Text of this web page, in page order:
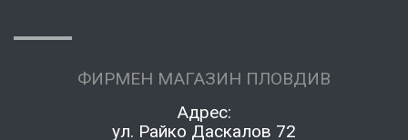
ФИРМЕН МАГАЗИН ПЛОВДИВ
Адрес:
ул. Райко Даскалов 72